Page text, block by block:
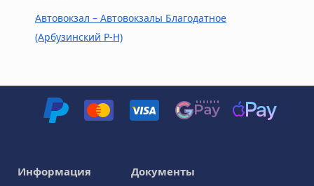
Автовокзал – Автовокзалы Благодатное
(Арбузинский Р-Н)
Информация Документы